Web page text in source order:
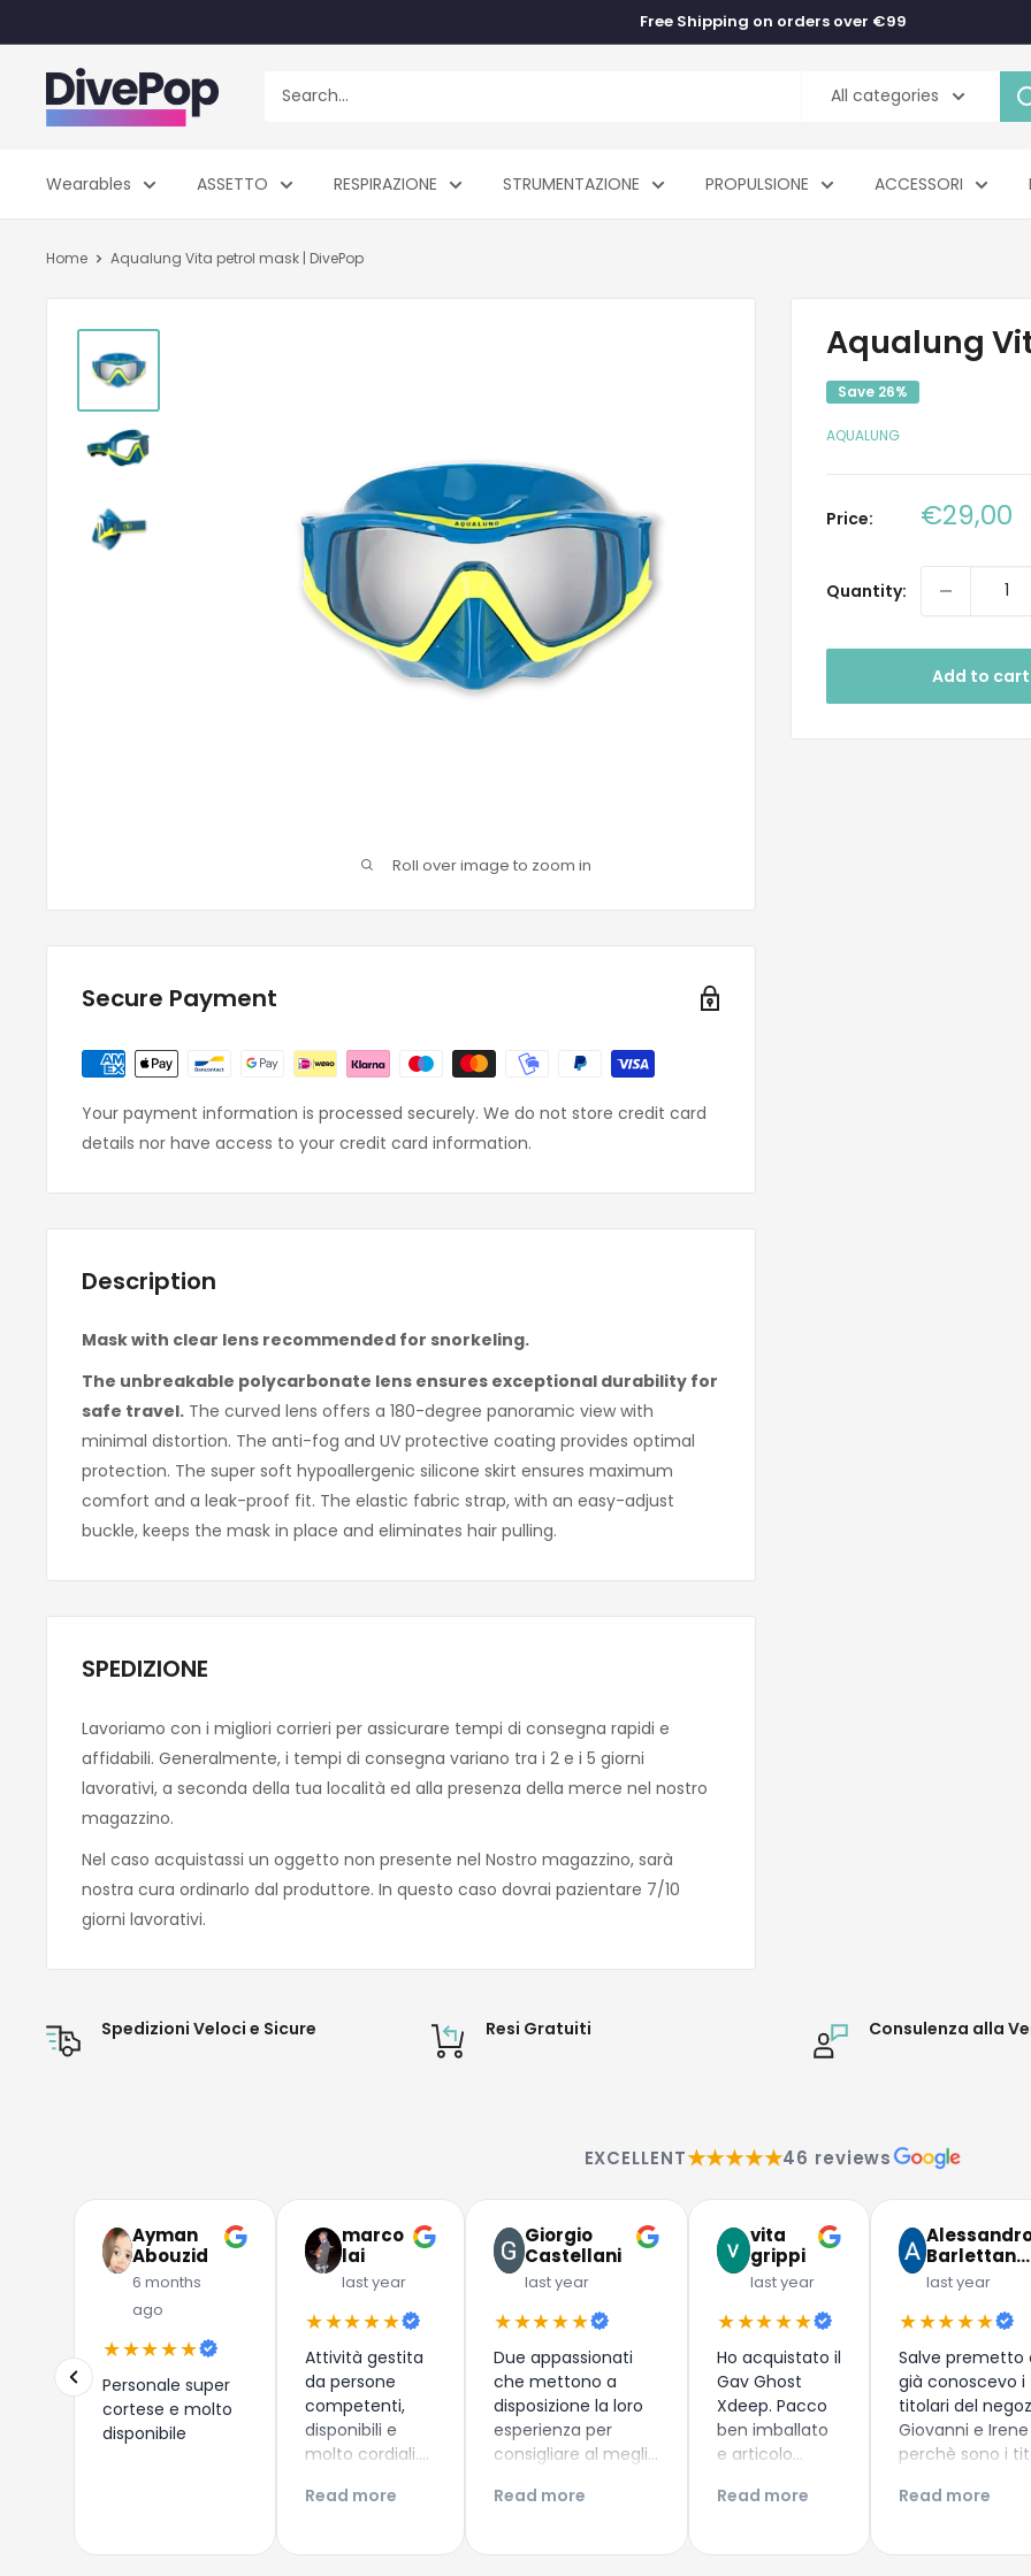
to
content
Free Shipping on orders over €99
Dive
Pop
All categories
Wearables ASSETTO RESPIRAZIONE STRUMENTAZIONE PROPULSIONE ACCESSORI
Home Aqualung Vita petrol mask | DivePop
Roll over image to zoom in
Aqualung
Save 26%
AQUALUNG
Price: Sale
price
€29,00
Quantity:
Add to cart
Secure Payment
Your payment information is processed securely. We do not store credit card
details nor have access to your credit card information.
Description
Mask with clear lens recommended for snorkeling.
The unbreakable polycarbonate lens ensures exceptional durability for
safe travel. The curved lens offers a 180-degree panoramic view with
minimal distortion. The anti-fog and UV protective coating provides optimal
protection. The super soft hypoallergenic silicone skirt ensures maximum
comfort and a leak-proof fit. The elastic fabric strap, with an easy-adjust
buckle, keeps the mask in place and eliminates hair pulling.
SPEDIZIONE
Lavoriamo con i migliori corrieri per assicurare tempi di consegna rapidi e
affidabili. Generalmente, i tempi di consegna variano tra i 2 e i 5 giorni
lavorativi, a seconda della tua località ed alla presenza della merce nel nostro
magazzino.
Nel caso acquistassi un oggetto non presente nel Nostro magazzino, sarà
nostra cura ordinarlo dal produttore. In questo caso dovrai pazientare 7/10
giorni lavorativi.
Spedizioni Veloci e Sicure Resi Gratuiti Consulenza alla
EXCELLENT★★★★★46 reviews
Ayman
Abouzid
6 months
ago
★★★★★
Personale super
cortese e molto
disponibile
marco
lai
last year
★★★★★
Attività gestita
da persone
competenti,
disponibili e
molto cordiali.
competitivi,
qualità e
Read more
Giorgio
Castellani
last year
★★★★★
Due appassionati
che mettono a
disposizione la loro
esperienza per
consigliare al meglio
come i più esperti!
acquisto top!
Read more
vita
grippi
last year
★★★★★
Ho acquistato il
Gav Ghost
Xdeep. Pacco
ben imballato
e articolo
secondo i
consegna
Read more
Barlettan…
last year
★★★★★
Salve premetto
già conoscevo i
titolari del
Giovanni e Irene
perchè sono i
Discovery Diving
, dove già avevo
Read more